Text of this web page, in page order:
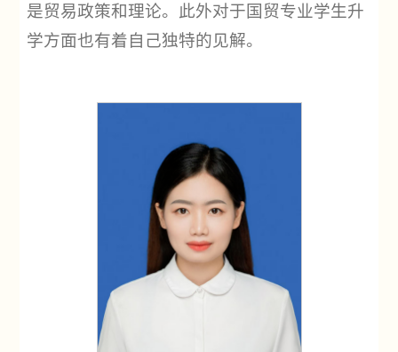
是贸易政策和理论。此外对于国贸专业学生升
学方面也有着自己独特的见解。